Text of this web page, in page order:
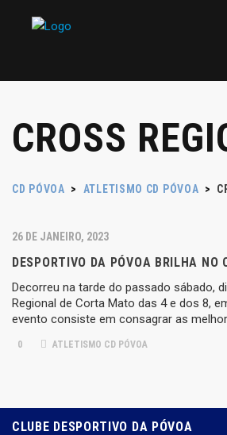
CROSS
CD PÓVOA > ATLETISMO CD PÓVOA >
26 DE JANEIRO, 2023
DESPORTIVO DA PÓVOA BRILHA NO
Decorreu na tarde do passado sábado,
Regional de Corta Mato das 4 e dos 8,
evento consiste em consagrar as
0 ATLETISMO CD PÓVOA
CLUBE DESPORTIVO DA PÓVOA